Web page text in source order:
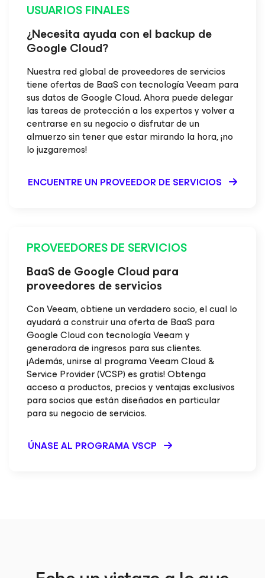
USUARIOS FINALES
¿Necesita ayuda con el backup de
Google Cloud?
Nuestra red global de proveedores de servicios
tiene ofertas de BaaS con tecnología Veeam para
sus datos de Google Cloud. Ahora puede delegar
las tareas de protección a los expertos y volver a
centrarse en su negocio o disfrutar de un
almuerzo sin tener que estar mirando la hora, ¡no
lo juzgaremos!
ENCUENTRE UN PROVEEDOR DE SERVICIOS
PROVEEDORES DE SERVICIOS
BaaS de Google Cloud para
proveedores de servicios
Con Veeam, obtiene un verdadero socio, el cual lo
ayudará a construir una oferta de BaaS para
Google Cloud con tecnología Veeam y
generadora de ingresos para sus clientes.
¡Además, unirse al programa Veeam Cloud &
Service Provider (VCSP) es gratis! Obtenga
acceso a productos, precios y ventajas exclusivos
para socios que están diseñados en particular
para su negocio de servicios.
ÚNASE AL PROGRAMA VSCP